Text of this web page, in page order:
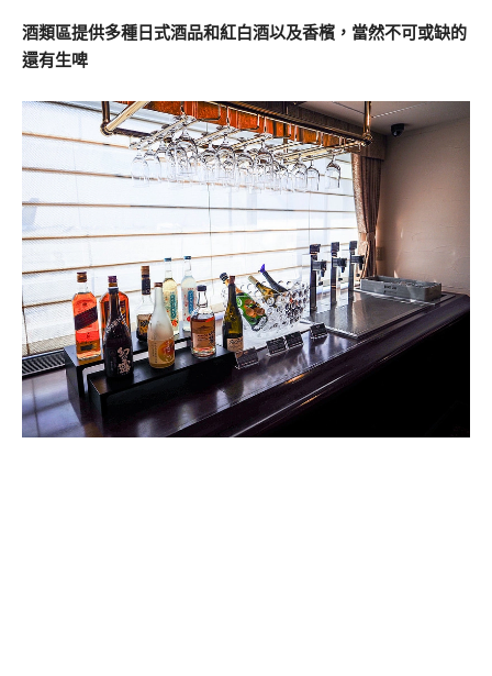
酒類區提供多種日式酒品和紅白酒以及香檳，當然不可或缺的
還有生啤